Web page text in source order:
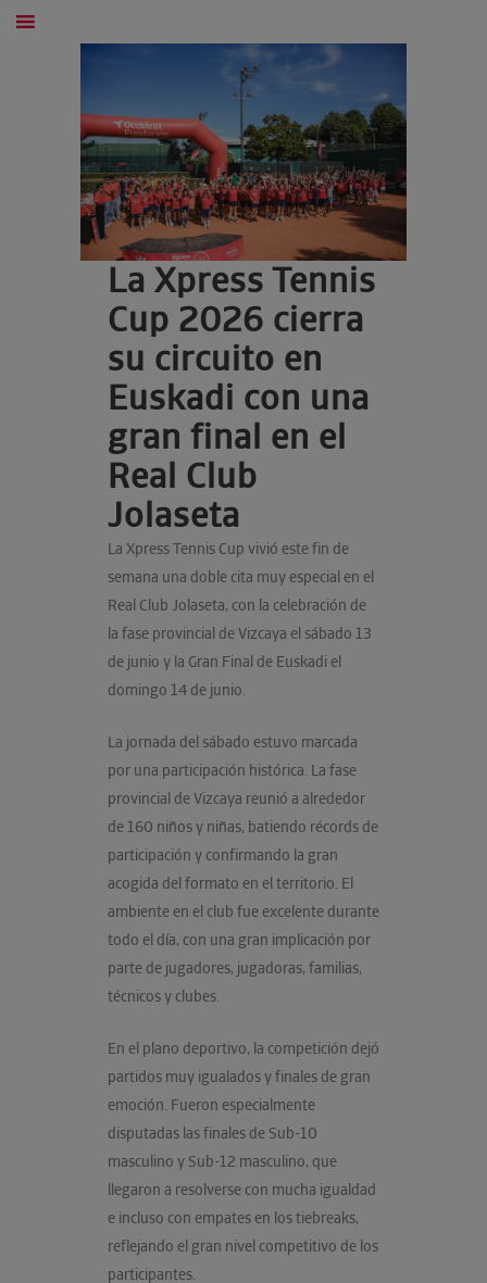
La Xpress Tennis
Cup 2026 cierra
su circuito en
Euskadi con una
gran final en el
Real Club
Jolaseta
La Xpress Tennis Cup vivió este fin de
semana una doble cita muy especial en el
Real Club Jolaseta, con la celebración de
la fase provincial de Vizcaya el sábado 13
de junio y la Gran Final de Euskadi el
domingo 14 de junio.
La jornada del sábado estuvo marcada
por una participación histórica. La fase
provincial de Vizcaya reunió a alrededor
de 160 niños y niñas, batiendo récords de
participación y confirmando la gran
acogida del formato en el territorio. El
ambiente en el club fue excelente durante
todo el día, con una gran implicación por
parte de jugadores, jugadoras, familias,
técnicos y clubes.
En el plano deportivo, la competición dejó
partidos muy igualados y finales de gran
emoción. Fueron especialmente
disputadas las finales de Sub-10
masculino y Sub-12 masculino, que
llegaron a resolverse con mucha igualdad
e incluso con empates en los tiebreaks,
reflejando el gran nivel competitivo de los
participantes.